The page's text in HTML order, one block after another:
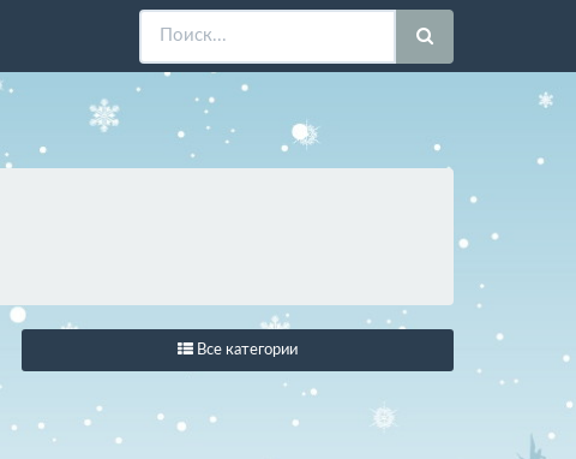
Все категории